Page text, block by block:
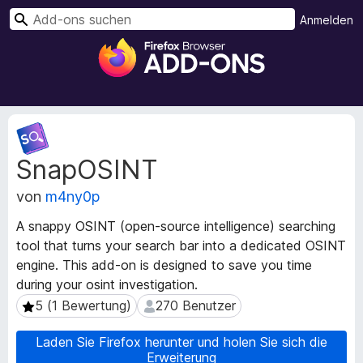
A
d
-
r
d
e
n
F
i
r
e
Anmelden
S
SnapOSINT
von m4ny0p
A snappy OSINT (open-source intelligence) searching
tool that turns your search bar into a dedicated OSINT
engine. This add-on is designed to save you time
during your osint investigation.
5 (1 Bewertung)
5 (1 Bewertung) 270 Benutzer
270 Benutzer
Laden Sie Firefox herunter und holen Sie sich die
Erweiterung
M
e
t
a
d
t
e
n
z
u
r
E